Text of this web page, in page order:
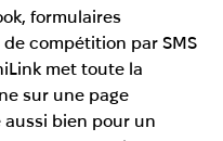
formulaires
compétition par SMS
met toute la
sur une page
bien pour un